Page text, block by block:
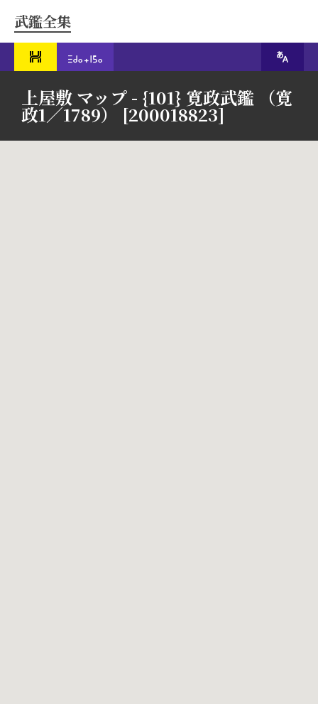
武鑑全集
上屋敷 マップ - {101} 寛政武鑑 （寛
政1／1789） [200018823]